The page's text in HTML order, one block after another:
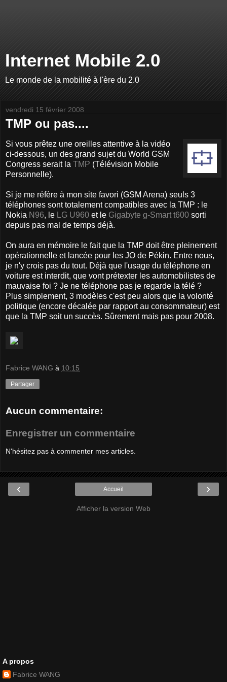
Internet Mobile 2.0
Le monde de la mobilité à l'ère du 2.0
vendredi 15 février 2008
TMP ou pas....
Si vous prêtez une oreilles attentive à la vidéo
ci-dessous, un des grand sujet du World GSM
Congress serait la TMP (Télévision Mobile
Personnelle).
Si je me réfère à mon site favori (GSM Arena) seuls 3
téléphones sont totalement compatibles avec la TMP : le
Nokia N96, le LG U960 et le Gigabyte g-Smart t600 sorti
depuis pas mal de temps déjà.
On aura en mémoire le fait que la TMP doit être pleinement
opérationnelle et lancée pour les JO de Pékin. Entre nous,
je n'y crois pas du tout. Déjà que l'usage du téléphone en
voiture est interdit, que vont prétexter les automobilistes de
mauvaise foi ? Je ne téléphone pas je regarde la télé ?
Plus simplement, 3 modèles c'est peu alors que la volonté
politique (encore décalée par rapport au consommateur) est
que la TMP soit un succès. Sûrement mais pas pour 2008.
Fabrice WANG à 10:15
Partager
Aucun commentaire:
Enregistrer un commentaire
N'hésitez pas à commenter mes articles.
‹ ›
Accueil
Afficher la version Web
A propos
Fabrice WANG